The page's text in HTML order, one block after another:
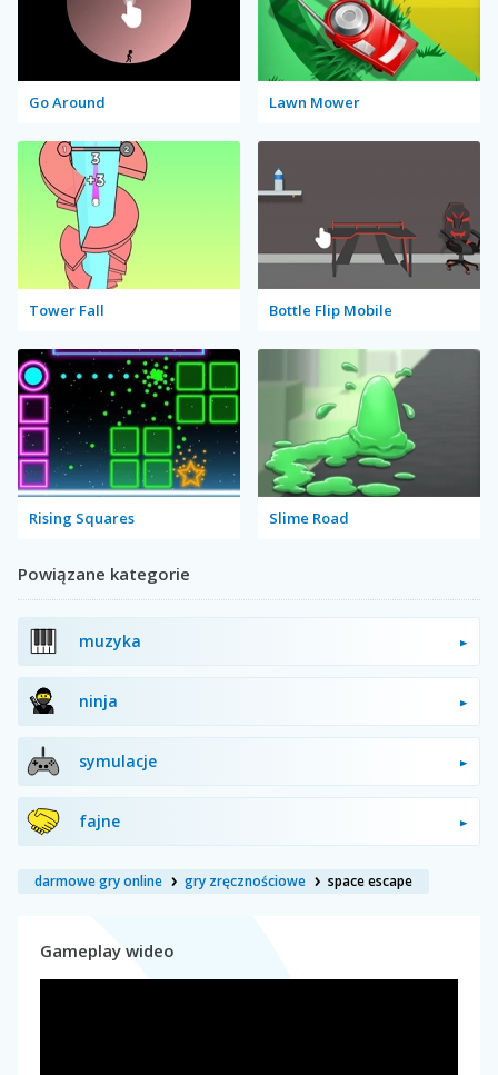
Go Around Lawn Mower
Tower Fall Bottle Flip Mobile
Rising Squares Slime Road
Powiązane kategorie
muzyka
ninja
symulacje
fajne
darmowe gry online gry zręcznościowe space escape
Gameplay wideo